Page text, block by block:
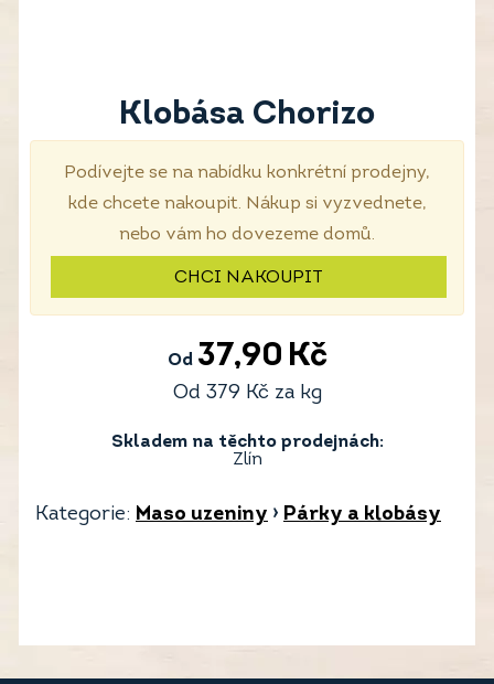
Klobása Chorizo
Podívejte se na nabídku konkrétní prodejny,
kde chcete nakoupit. Nákup si vyzvednete,
nebo vám ho dovezeme domů.
CHCI NAKOUPIT
Od 37,90 Kč
Od 379 Kč za kg
Skladem na těchto prodejnách:
Zlín
Kategorie: Maso uzeniny › Párky a klobásy